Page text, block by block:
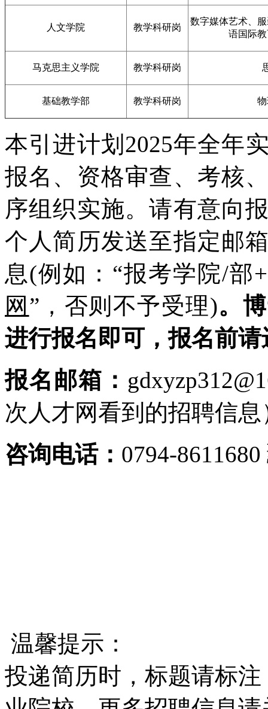
人文学院 教学科研岗
数字媒体艺术、
语国际
马克思主义学院 教学科研岗
基础教学部 教学科研岗
本引进计划2025年全年
报名、资格审查、考核
序组织实施。请有意向
个人简历发送至指定邮
息(例如：“报考学院/部
网 ”，否则不予受理)。
进行报名即可，报名前
报名邮箱：
次人才网看到的招聘信息
咨询电话： 0794-
温馨提示：
投递简历时，标题请标